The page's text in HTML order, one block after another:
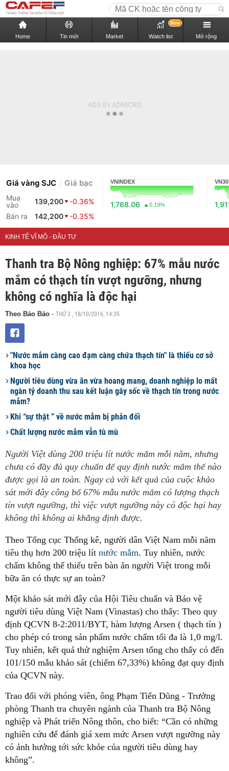
Home Tin mới Market Watch list
New
Mở rộng
Giá vàng SJC Giá bạc
Mua
vào
139,200
-0.36%
Bán ra
142,200 -0.35%
VNINDEX
1,768.06 0.19%
VN30
KINH TẾ VĨ MÔ - ĐẦU TƯ
Thanh tra Bộ Nông nghiệp: 67% mẫu nước
mắm có thạch tín vượt ngưỡng, nhưng
không có nghĩa là độc hại
Theo Bảo Bảo - THỨ 3 , 18/10/2016, 14:35
"Nước mắm càng cao đạm càng chứa thạch tín" là thiếu cơ sở
khoa học
Người tiêu dùng vừa ăn vừa hoang mang, doanh nghiệp lo mất
ngàn tỷ doanh thu sau kết luận gây sốc về thạch tín trong nước
mắm?
Khi “sự thật ” về nước mắm bị phản đối
Chất lượng nước mắm vẫn tù mù
Người Việt dùng 200 triệu lít nước mắm mỗi năm, nhưng
chưa có đầy đủ quy chuẩn để quy định nước mắm thế nào
được gọi là an toàn. Ngay cả với kết quả của cuộc khảo
sát mới đây công bố 67% mẫu nước mắm có lượng thạch
tín vượt ngưỡng, thì việc vượt ngưỡng này có độc hại hay
không thì không ai khẳng định được.
Theo Tổng cục Thống kê, người dân Việt Nam mỗi năm
tiêu thụ hơn 200 triệu lít nước mắm. Tuy nhiên, nước
chấm không thể thiếu trên bàn ăn người Việt trong mỗi
bữa ăn có thực sự an toàn?
Một khảo sát mới đây của Hội Tiêu chuẩn và Bảo vệ
người tiêu dùng Việt Nam (Vinastas) cho thấy: Theo quy
định QCVN 8-2:2011/BYT, hàm lượng Arsen ( thạch tín )
cho phép có trong sản phẩm nước chấm tối đa là 1,0 mg/l.
Tuy nhiên, kết quả thử nghiệm Arsen tổng cho thấy có đến
101/150 mẫu khảo sát (chiếm 67,33%) không đạt quy định
của QCVN này.
Trao đổi với phóng viên, ông Phạm Tiến Dũng - Trưởng
phòng Thanh tra chuyên ngành của Thanh tra Bộ Nông
nghiệp và Phát triển Nông thôn, cho biết: “Cần có những
nghiên cứu để đánh giá xem mức Arsen vượt ngưỡng này
có ảnh hưởng tới sức khỏe của người tiêu dùng hay
không”.